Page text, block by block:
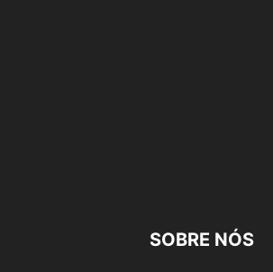
SOBRE NÓS